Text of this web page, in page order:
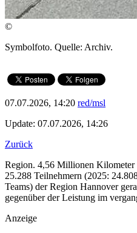
©
Symbolfoto. Quelle: Archiv.
07.07.2026, 14:20 red/msl
Update: 07.07.2026, 14:26
Zurück
Region. 4,56 Millionen
25.288 Teilnehmern (2025:
Teams) der Region Hannover
gegenüber der Leistung im
Anzeige